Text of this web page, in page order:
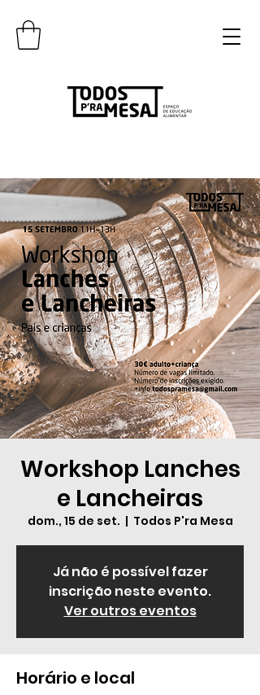
Workshop Lanches
e Lancheiras
dom., 15 de set.
  |
Todos P'ra Mesa
Já não é possível fazer
inscrição neste evento.
Ver outros eventos
Horário e local